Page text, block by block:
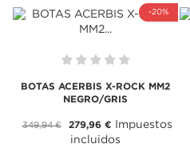
-20%
BOTAS ACERBIS X-ROCK MM2
NEGRO/GRIS
349,94 € 279,96 € Impuestos
incluidos